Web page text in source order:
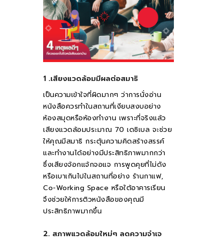
1 .เสียงแวดล้อมมีผลต่อสมาธิ
เป็นความเข้าใจที่ผิดมากๆ ว่าการนั่งอ่าน
หนังสือควรทำในสถานที่เงียบสงบอย่าง
ห้องสมุดหรือห้องทำงาน เพราะที่จริงแล้ว
เสียงแวดล้อมประมาณ 70 เดซิเบล จะช่วย
ให้คุณมีสมาธิ กระตุ้นความคิดสร้างสรรค์
และทำงานได้อย่างมีประสิทธิภาพมากกว่า
ซึ่งเสียงจ้อกแจ้กจอแจ การพูดคุยที่ไม่ดัง
หรือเบาเกินไปในสถานที่อย่าง ร้านกาแฟ,
Co-Working Space หรือใต้อาคารเรียน
จึงช่วยให้การติวหนังสือของคุณมี
ประสิทธิภาพมากขึ้น
2. สภาพแวดล้อมใหม่ๆ ลดความจำเจ